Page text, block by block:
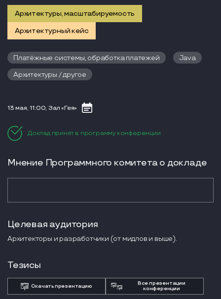
Архитектуры, масштабируемость
Архитектурный кейс
Платёжные системы, обработка платежей
Java
Архитектуры / другое
13 мая, 11:00, Зал «Гея»
Доклад принят в программу конференции
Мнение Программного комитета о докладе
Целевая аудитория
Архитекторы и разработчики (от мидлов и выше).
Тезисы
Скачать презентацию
Все презентации
конференции